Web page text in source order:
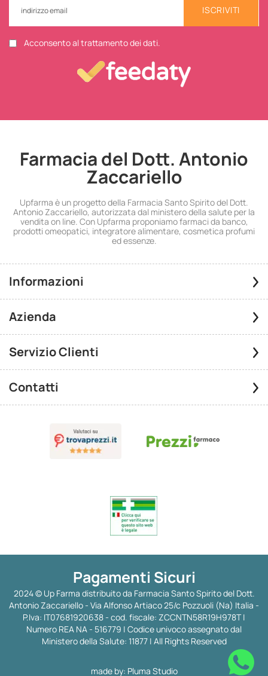
ISCRIVITI
Acconsento al trattamento dei dati.
Farmacia del Dott. Antonio
Zaccariello
Upfarma è un progetto della Farmacia Santo Spirito del Dott.
Antonio Zaccariello, autorizzata dal ministero della salute per la
vendita on line. Con Upfarma proponiamo farmaci da banco,
prodotti omeopatici, integratore alimentare, cosmetica profumi
ed essenze.
Informazioni
Azienda
Servizio Clienti
Contatti
Pagamenti Sicuri
2024 © Up Farma distribuito da Farmacia Santo Spirito del Dott.
Antonio Zaccariello - Via Alfonso Artiaco 25/c Pozzuoli (Na) Italia -
P.Iva: IT07681920638 - cod. fiscale: ZCCNTN58R19H978T |
Numero REA NA - 516779 | Codice univoco assegnato dal
Ministero della Salute: 11877 | All Rights Reserved
made by: Pluma Studio